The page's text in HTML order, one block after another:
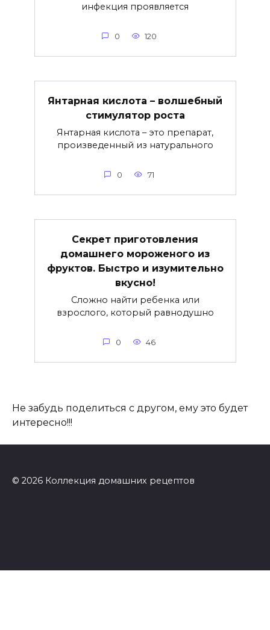
инфекция проявляется
0 120
Янтарная кислота – волшебный
стимулятор роста
Янтарная кислота – это препарат,
произведенный из натурального
0 71
Секрет приготовления
домашнего мороженого из
фруктов. Быстро и изумительно
вкусно!
Сложно найти ребенка или
взрослого, который равнодушно
0 46
Не забудь поделиться с другом, ему это будет
интересно!!!
© 2026 Коллекция домашних рецептов